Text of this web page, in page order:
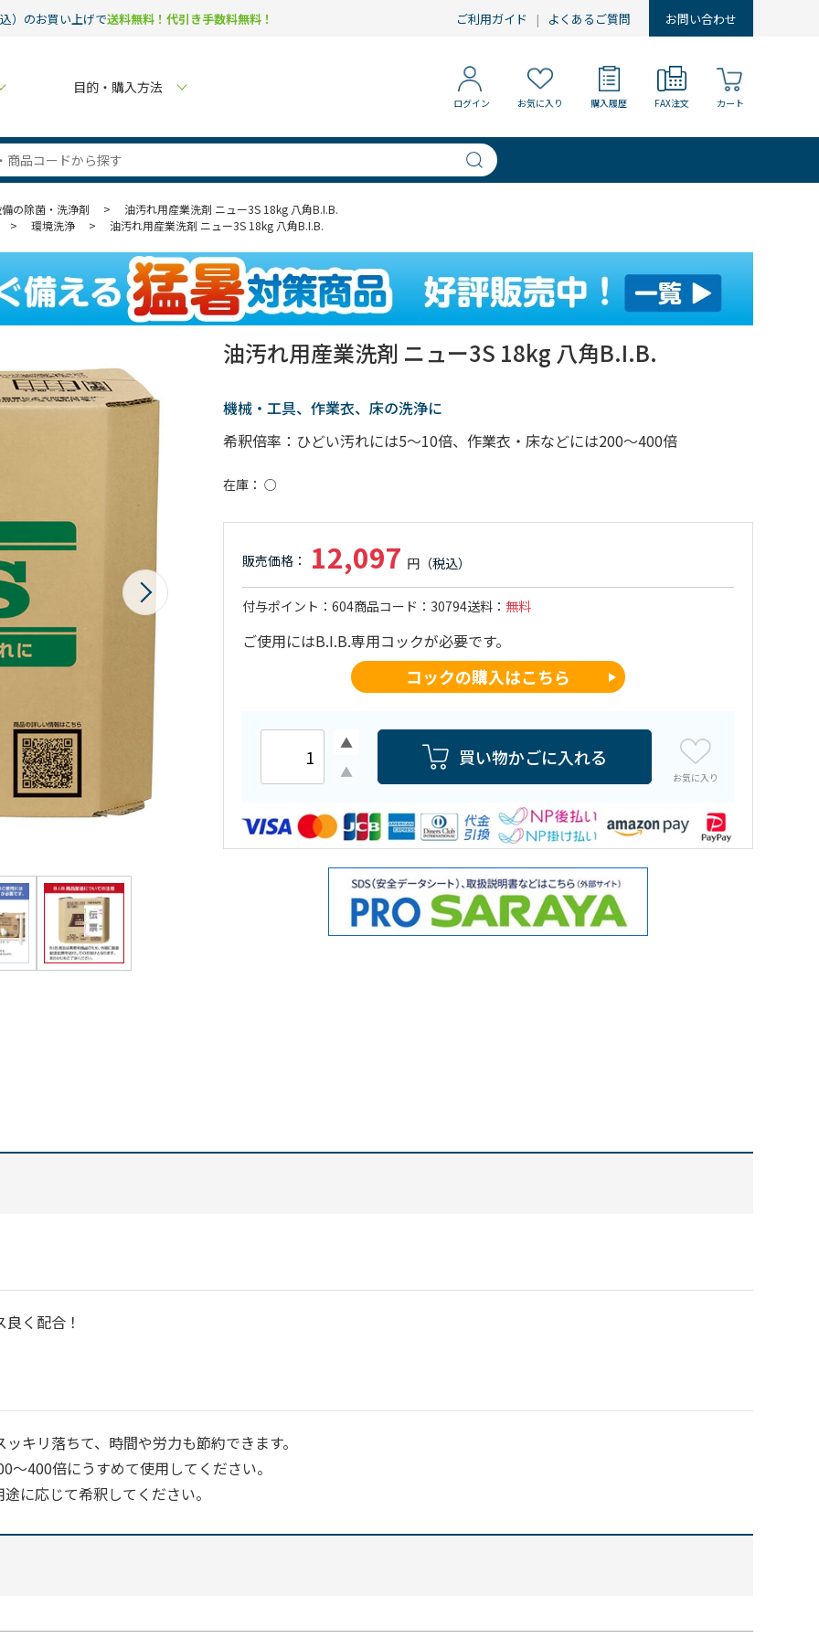
）のお買い上げで送料無料！代引き手数料無料！ ご利用ガイド よくあるご質問 お問い合わせ
目的・購入方法
ログイン お気に入り 購入履歴 FAX注文 カート
の除菌・洗浄剤 >
油汚れ用産業洗剤 ニュー3S 18kg 八角B.I.B.
>
環境洗浄 > 油汚れ用産業洗剤 ニュー3S 18kg 八角B.I.B.
油汚れ用産業洗剤 ニュー3S 18kg 八角B.I.B.
機械・工具、作業衣、床の洗浄に
希釈倍率：ひどい汚れには5～10倍、作業衣・床などには200～400倍
在庫 ○
12,097
付与ポイント 604商品コード 30794送料 無料
ご使用にはB.I.B.専用コックが必要です。
コックの購入はこちら
買い物かごに入れる
お気に入り
く配合！
キリ落ちて、時間や労力も節約できます。
400倍にうすめて使用してください。
に応じて希釈してください。